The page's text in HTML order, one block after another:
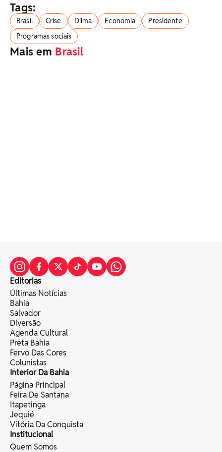
Tags:
Brasil Crise Dilma Economia
Presidente
Programas sociais
Mais em Brasil
Editorias
Últimas Notícias
Bahia
Salvador
Diversão
Agenda Cultural
Preta Bahia
Fervo Das Cores
Colunistas
Interior Da Bahia
Página Principal
Feira De Santana
Itapetinga
Jequié
Vitória Da Conquista
Institucional
Quem Somos